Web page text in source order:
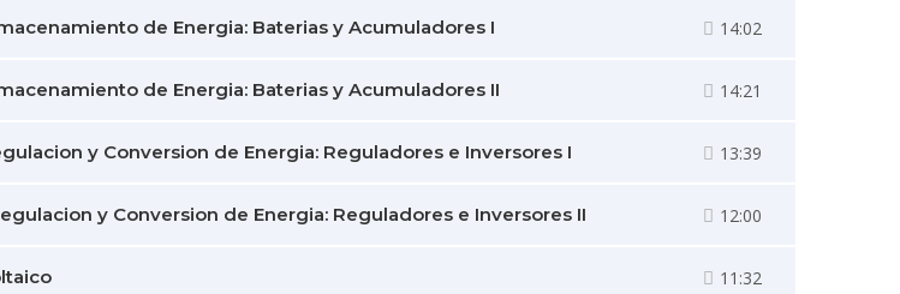
de Energia: Baterias y Acumuladores I 14:02
de Energia: Baterias y Acumuladores II 14:21
y Conversion de Energia: Reguladores e Inversores I 13:39
y Conversion de Energia: Reguladores e Inversores II 12:00
11:32